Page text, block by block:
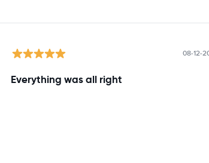
08-12-
Everything was all right